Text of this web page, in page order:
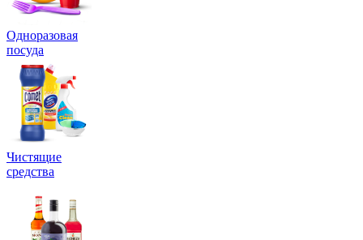
Одноразовая
посуда
Чистящие
средства